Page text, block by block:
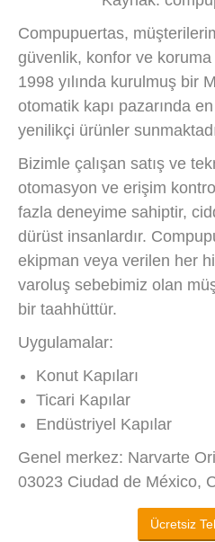
Compupuertas,
güvenlik, konfor ve koruma
1998 yılında kurulmuş bir
otomatik kapı pazarında
yenilikçi ürünler
Bizimle çalışan satış ve
otomasyon ve erişim
fazla deneyime sahiptir,
dürüst insanlardır.
ekipman veya verilen her
varoluş sebebimiz olan
bir taahhüttür.
Uygulamalar:
Konut Kapıları
Ticari Kapılar
Endüstriyel Kapılar
Genel merkez: Narvarte
03023 Ciudad de México,
Ücretsiz